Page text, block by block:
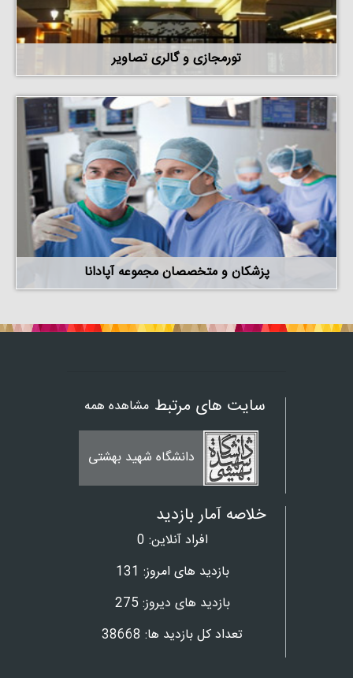
تورمجازی و گالری تصاویر
پزشکان و متخصصان مجموعه آپادانا
سایت های مرتبط مشاهده همه
دانشگاه شهید بهشتی
خلاصه آمار بازدید
افراد آنلاین: 0
بازدید های امروز: 131
بازدید های دیروز:275
تعداد کل بازدید ها: 38668